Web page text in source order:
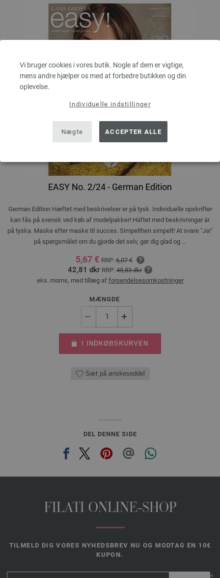
Vi bruger cookies i vores butik. Nogle af dem er vigtige,
mens andre hjælper os med at forbedre butikken og din
oplevelse.
Individuelle indstillinger
Nægte ACCEPTER ALLE
EASY No. 2/24 - German Edition
German Edition Hæftet med beskrivelser er på tysk. Individuelle opskrifter
kan fås på svensk ved køb af modelpakker! Häftet med beskrivningar är
på tyska. Maske efter maske til succes. Simpelthen simpelt! At svare "Ja!"
på spørgsmålet om du gjorde det selv, gør dig glad og ...
5,67 € RRP: 6,07 €
42,81 dkr RRP: 45,83 dkr
eks. moms, med tillæg af forsendelsesomkostninger
MÆNGDE
I INDKØBSKURVEN
Sæt på ønskeseddel
DEL DENNE SIDE
FILATI ONLINE-SHOP
TILMELD DIG VORES NYHEDSBREV NU OG MODTAG EN 10€
KUPON.